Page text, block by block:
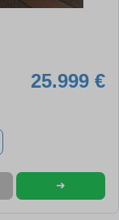
25.999 €
➜